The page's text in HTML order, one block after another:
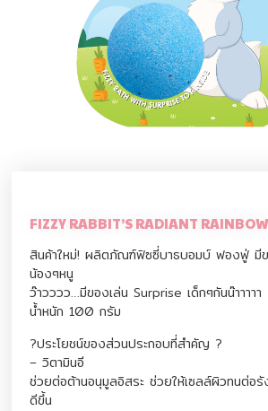
FIZZY RABBIT’S RADIANT
สินค้าใหม่! ผลิตภัณฑ์ฟิซซี่บาธบอมบ์ ฟองฟู่ มีข
น้องๆหนู
ว๊าวววว…มีของเล่น Surprise เด็กๆกันน๊าาาาา
น้ำหนัก 100 กรัม
?ประโยชน์ของส่วนประกอบที่สำคัญ ?
– วิตามินอี
ช่วยต่อต้านอนุมูลอิสระ ช่วยให้เซลล์ผิวทนต่อ
ดีขึ้น